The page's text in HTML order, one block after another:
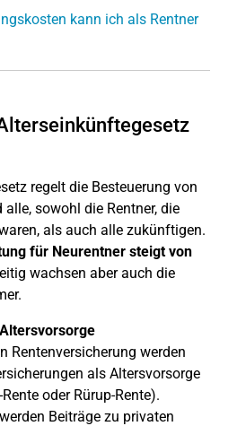
kann ich als Rentner
regelt die Besteuerung von
sowohl die Rentner, die
als auch alle zukünftigen.
für Neurentner steigt von
wachsen aber auch die
Rentenversicherung werden
als Altersvorsorge
oder Rürup-Rente).
Beiträge zu privaten